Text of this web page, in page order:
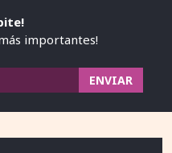
importantes!